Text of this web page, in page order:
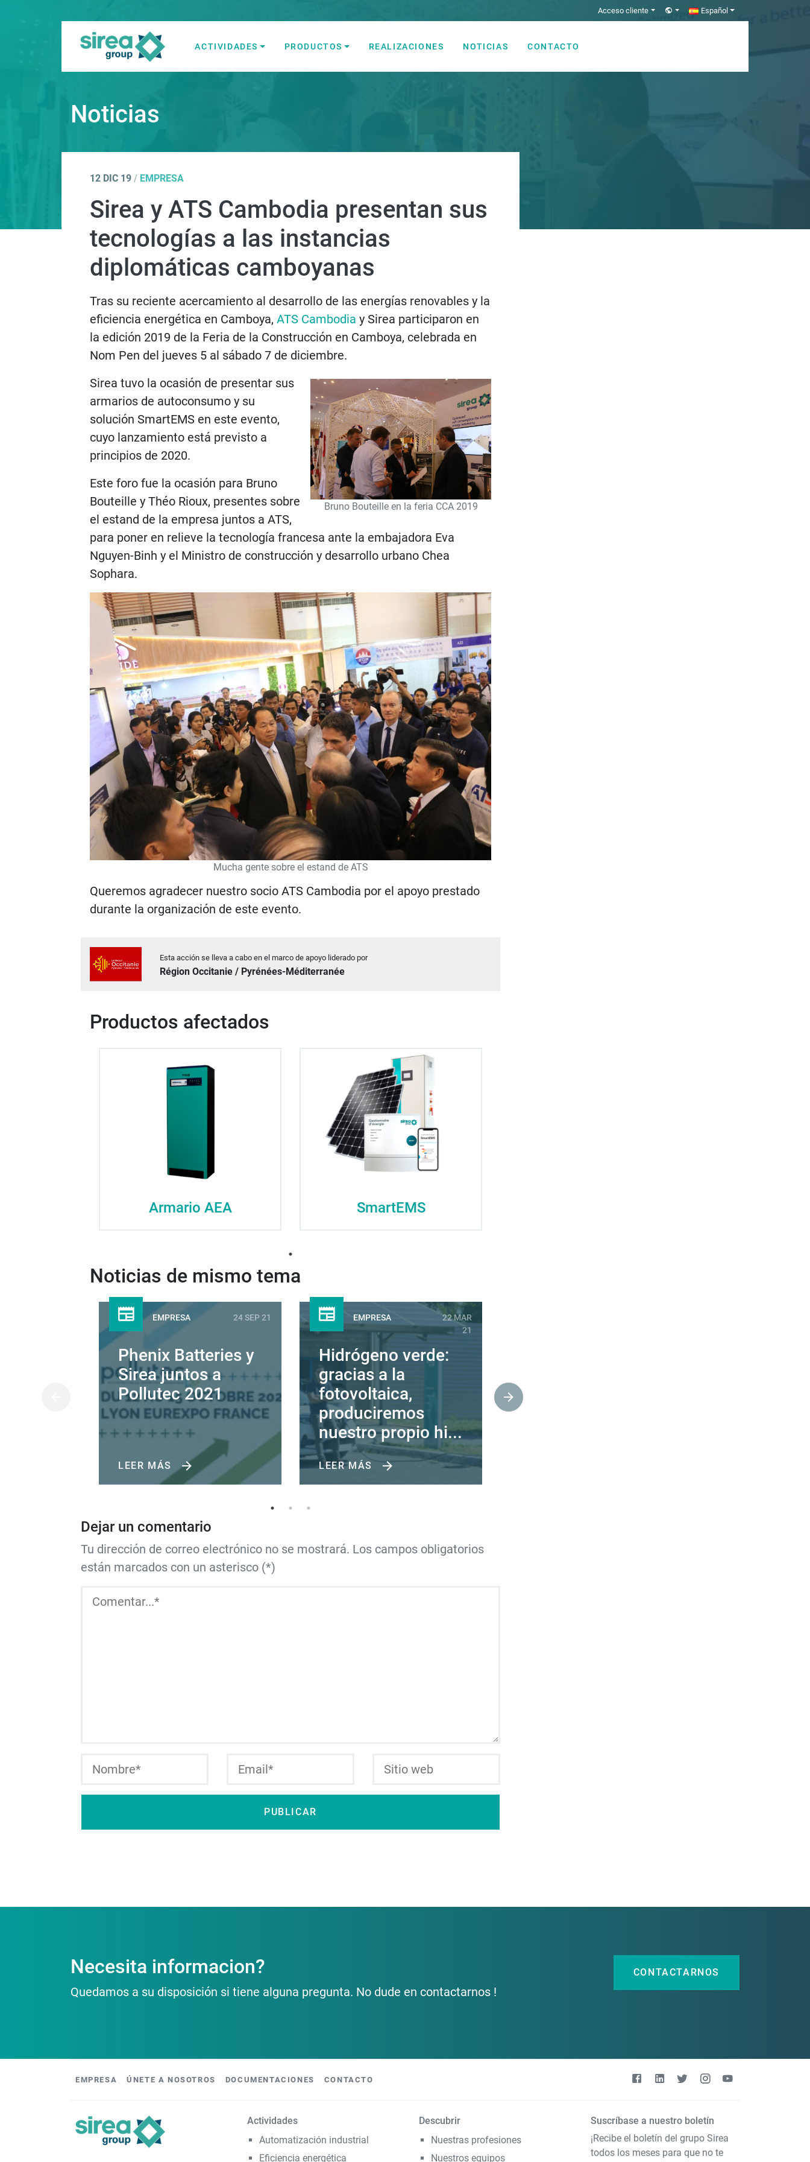
Acceso cliente Español
ACTIVIDADES PRODUCTOS REALIZACIONES NOTICIAS CONTACTO
Noticias
12 DIC 19 / EMPRESA
Sirea y ATS Cambodia presentan sus
tecnologías a las instancias
diplomáticas camboyanas
Tras su reciente acercamiento al desarrollo de las energías renovables y la
eficiencia energética en Camboya, ATS Cambodia y Sirea participaron en
la edición 2019 de la Feria de la Construcción en Camboya, celebrada en
Nom Pen del jueves 5 al sábado 7 de diciembre.
Bruno Bouteille en la feria CCA 2019
Sirea tuvo la ocasión de presentar sus
armarios de autoconsumo y su
solución SmartEMS en este evento,
cuyo lanzamiento está previsto a
principios de 2020.
Este foro fue la ocasión para Bruno
Bouteille y Théo Rioux, presentes sobre
el estand de la empresa juntos a ATS,
para poner en relieve la tecnología francesa ante la embajadora Eva
Nguyen-Binh y el Ministro de construcción y desarrollo urbano Chea
Sophara.
Mucha gente sobre el estand de ATS
Queremos agradecer nuestro socio ATS Cambodia por el apoyo prestado
durante la organización de este evento.
Esta acción se lleva a cabo en el marco de apoyo liderado por
Région Occitanie / Pyrénées-Méditerranée
Productos afectados
Armario AEA SmartEMS
Noticias de mismo tema
EMPRESA 24 SEP 21
Phenix Batteries y
Sirea juntos a
Pollutec 2021
LEER MÁS
EMPRESA
22 MAR
21
Hidrógeno verde:
gracias a la
fotovoltaica,
produciremos
nuestro propio hi...
LEER MÁS
Sirea
Dejar un comentario
Tu dirección de correo electrónico no se mostrará. Los campos obligatorios
están marcados con un asterisco (*)
Necesita informacion?
Quedamos a su disposición si tiene alguna pregunta. No dude en contactarnos !
CONTACTARNOS
EMPRESA ÚNETE A NOSOTROS DOCUMENTACIONES CONTACTO
Actividades
Automatización industrial
Eficiencia energética
Descubrir
Nuestras profesiones
Nuestros equipos
Suscríbase a nuestro boletín
¡Recibe el boletín del grupo Sirea
todos los meses para que no te